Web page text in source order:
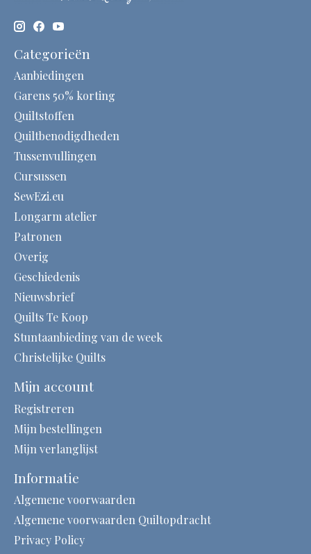
Categorieën
Aanbiedingen
Garens 50% korting
Quiltstoffen
Quiltbenodigdheden
Tussenvullingen
Cursussen
SewEzi.eu
Longarm atelier
Patronen
Overig
Geschiedenis
Nieuwsbrief
Quilts Te Koop
Stuntaanbieding van de week
Christelijke Quilts
Mijn account
Registreren
Mijn bestellingen
Mijn verlanglijst
Informatie
Algemene voorwaarden
Algemene voorwaarden Quiltopdracht
Privacy Policy